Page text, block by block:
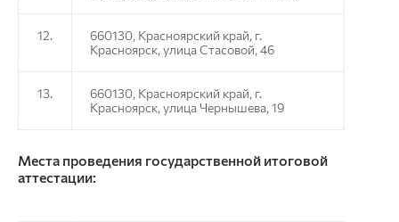
12.
660130, Красноярский край, г.
Красноярск, улица Стасовой, 46
13.
660130, Красноярский край, г.
Красноярск, улица Чернышева, 19
Места проведения государственной итоговой
аттестации: